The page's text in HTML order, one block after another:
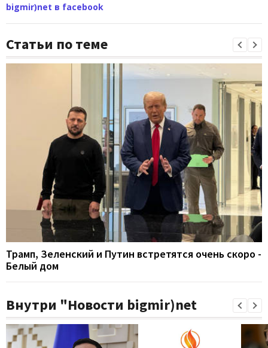
bigmir)net в facebook
Статьи по теме
Трамп, Зеленский и Путин встретятся очень скоро -
Белый дом
Внутри "Новости bigmir)net